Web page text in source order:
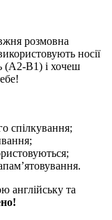
розмовна
носії
(А2-В1) і хочеш
спілкування;
англійську та